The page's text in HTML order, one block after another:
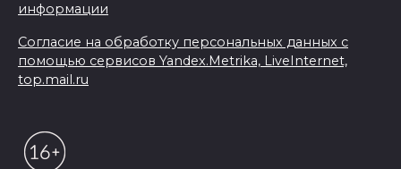
информации
Согласие на обработку персональных данных с
помощью сервисов Yandex.Metrika, LiveInternet,
top.mail.ru